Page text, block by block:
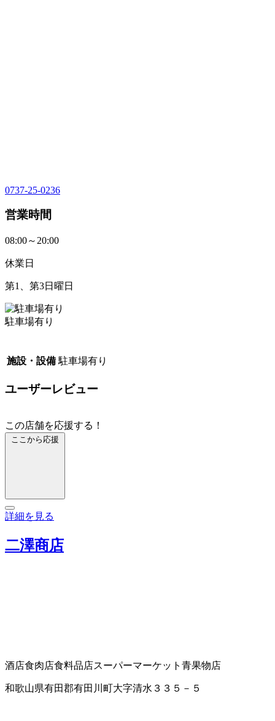
0737-25-0236
営業時間
08:00～20:00
休業日
第1、第3日曜日
駐車場有り
施設・設備 駐車場有り
ユーザーレビュー
この店舗を応援する！
ここから応援
詳細を見る
二澤商店
酒店食肉店食料品店スーパーマーケット 青果物店
和歌山県有田郡有田川町大字清水３３５－５